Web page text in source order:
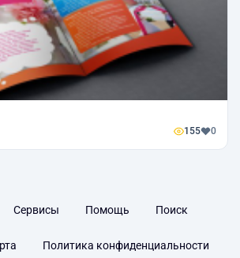
155 0
Сервисы Помощь Поиск
Политика конфиденциальности